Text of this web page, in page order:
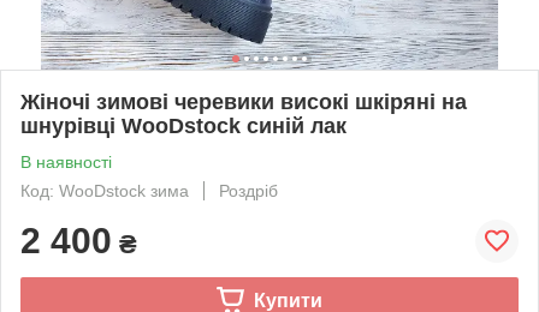
Жіночі зимові черевики високі шкіряні на
шнурівці WooDstock синій лак
В наявності
Код: WooDstock зима
Роздріб
2 400 ₴
Купити